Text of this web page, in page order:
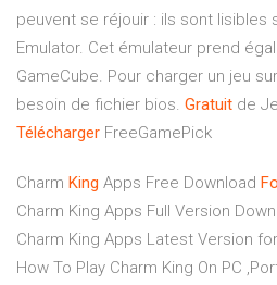
peuvent se réjouir : ils sont lisibles
Emulator. Cet émulateur prend
GameCube. Pour charger un jeu
besoin de fichier bios. Gratuit de
Télécharger FreeGamePick
Charm King Apps Free Download
Charm King Apps Full Version
Charm King Apps Latest Version
How To Play Charm King On PC